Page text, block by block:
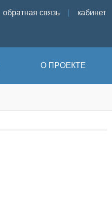
обратная связь кабинет
О ПРОЕКТЕ